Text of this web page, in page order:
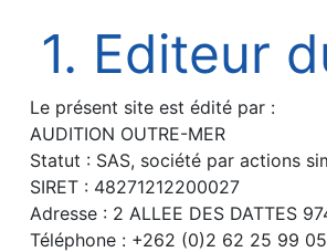
1. Editeur
Le présent site est édité par :
AUDITION OUTRE-MER
Statut : SAS, société par actions
SIRET : 48271212200027
Adresse : 2 ALLEE DES DATTES
Téléphone : +262 (0)2 62 25 99 05